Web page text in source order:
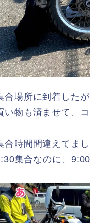
合場所に到着したが
い物も済ませて、
合時間間違えてまし
集合なのに、9:00